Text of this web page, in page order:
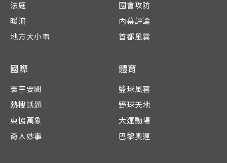
法庭
暖流
地方大小事
國會攻防
內幕評論
首都風雲
國際
寰宇要聞
熱搜話題
東協萬象
奇人妙事
體育
籃球風雲
野球天地
大運動場
巴黎奧運